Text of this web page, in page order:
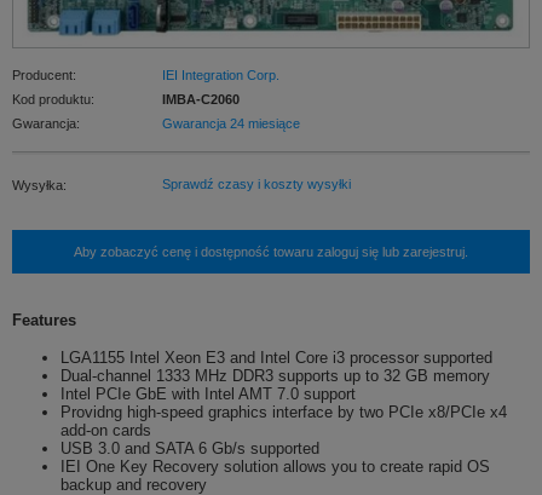
Producent:
IEI Integration Corp.
Kod produktu:
IMBA-C2060
Gwarancja:
Gwarancja 24 miesiące
Wysyłka: Sprawdź czasy i koszty wysyłki
Aby zobaczyć cenę i dostępność towaru zaloguj się lub zarejestruj.
Features
LGA1155 Intel Xeon E3 and Intel Core i3 processor supported
Dual-channel 1333 MHz DDR3 supports up to 32 GB memory
Intel PCIe GbE with Intel AMT 7.0 support
Providng high-speed graphics interface by two PCIe x8/PCIe x4
add-on cards
USB 3.0 and SATA 6 Gb/s supported
IEI One Key Recovery solution allows you to create rapid OS
backup and recovery